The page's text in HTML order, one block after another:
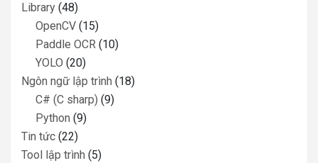
Library (48)
OpenCV (15)
Paddle OCR (10)
YOLO (20)
Ngôn ngữ lập trình (18)
C# (C sharp) (9)
Python (9)
Tin tức (22)
Tool lập trình (5)